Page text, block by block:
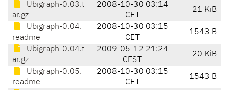
Ubigraph-0.03.t
ar.gz
2008-10-30 03:14
CET
21 KiB
Ubigraph-0.04.
readme
2008-10-30 03:15
CET
1543 B
Ubigraph-0.04.t
ar.gz
2009-05-12 21:24
CEST
20 KiB
Ubigraph-0.05.
readme
2008-10-30 03:15
CET
1543 B